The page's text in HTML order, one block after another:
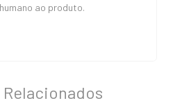
ao produto.